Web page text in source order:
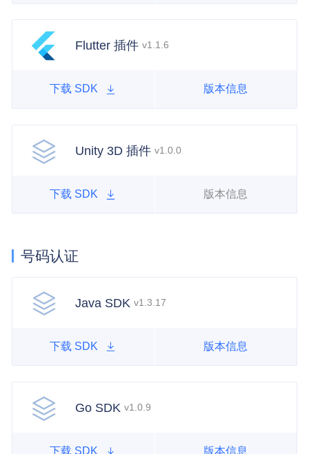
Flutter 插件 v1.1.6
下载 SDK 版本信息
Unity 3D 插件 v1.0.0
下载 SDK 版本信息
号码认证
Java SDK v1.3.17
下载 SDK 版本信息
Go SDK v1.0.9
下载 SDK 版本信息